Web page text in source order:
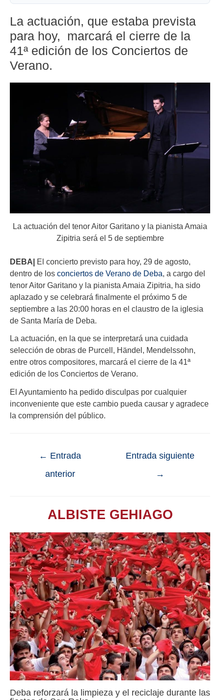
La actuación, que estaba prevista
para hoy, marcará el cierre de la
41ª edición de los Conciertos de
Verano.
La actuación del tenor Aitor Garitano y la pianista Amaia
Zipitria será el 5 de septiembre
DEBA| El concierto previsto para hoy, 29 de agosto,
dentro de los conciertos de Verano de Deba, a cargo del
tenor Aitor Garitano y la pianista Amaia Zipitria, ha sido
aplazado y se celebrará finalmente el próximo 5 de
septiembre a las 20:00 horas en el claustro de la iglesia
de Santa María de Deba.
La actuación, en la que se interpretará una cuidada
selección de obras de Purcell, Händel, Mendelssohn,
entre otros compositores, marcará el cierre de la 41ª
edición de los Conciertos de Verano.
El Ayuntamiento ha pedido disculpas por cualquier
inconveniente que este cambio pueda causar y agradece
la comprensión del público.
← Entrada
anterior
Entrada siguiente
→
ALBISTE GEHIAGO
Deba reforzará la limpieza y el reciclaje durante las